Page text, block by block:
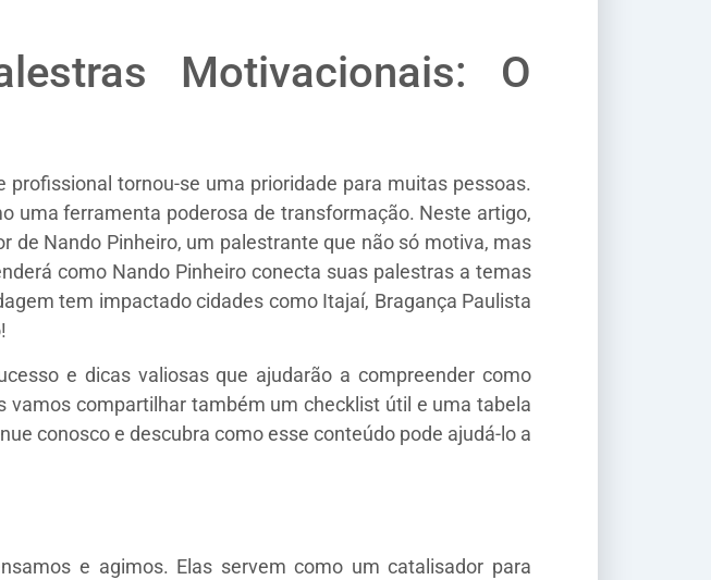
Motivacionais: O
tornou-se uma prioridade para muitas pessoas.
uma ferramenta poderosa de transformação. Neste artigo,
Nando Pinheiro, um palestrante que não só motiva, mas
como Nando Pinheiro conecta suas palestras a temas
tem impactado cidades como Itajaí, Bragança Paulista
e dicas valiosas que ajudarão a compreender como
vamos compartilhar também um checklist útil e uma tabela
conosco e descubra como esse conteúdo pode ajudá-lo a
e agimos. Elas servem como um catalisador para